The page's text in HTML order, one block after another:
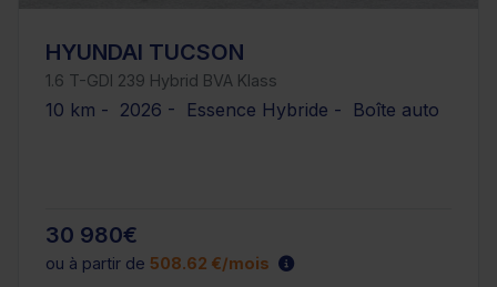
HYUNDAI TUCSON
1.6 T-GDI 239 Hybrid BVA Klass
10 km - 2026 - Essence Hybride - Boîte auto
30 980€
ou à partir de 508.62 €/mois